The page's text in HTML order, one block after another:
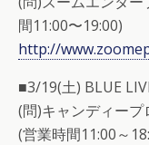
間11:00〜19:00)
http://
■3/19(土) BLUE
(問)キャンディー
(営業時間11:00～